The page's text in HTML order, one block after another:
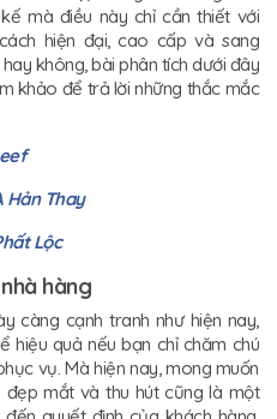
mà điều này chỉ cần thiết với
hiện đại, cao cấp và sang
không, bài phân tích dưới đây
khảo để trả lời những thắc mắc
Hản Thay
Lộc
hàng
càng cạnh tranh như hiện nay,
hiệu quả nếu bạn chỉ chăm chú
vụ. Mà hiện nay, mong muốn
mắt và thu hút cũng là một